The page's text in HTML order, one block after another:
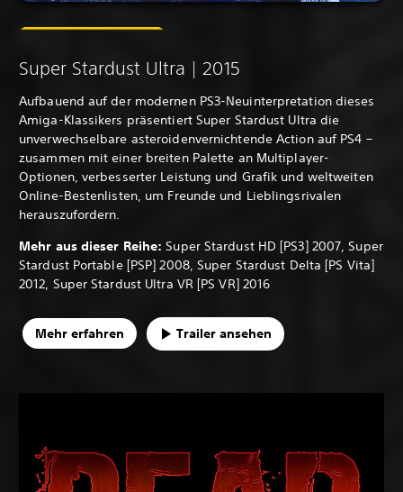
Super Stardust Ultra | 2015
Aufbauend auf der modernen PS3-Neuinterpretation dieses
Amiga-Klassikers präsentiert Super Stardust Ultra die
unverwechselbare asteroidenvernichtende Action auf PS4 –
zusammen mit einer breiten Palette an Multiplayer-
Optionen, verbesserter Leistung und Grafik und weltweiten
Online-Bestenlisten, um Freunde und Lieblingsrivalen
herauszufordern.
Mehr aus dieser Reihe: Super Stardust HD [PS3] 2007, Super
Stardust Portable [PSP] 2008, Super Stardust Delta [PS Vita]
2012, Super Stardust Ultra VR [PS VR] 2016
Mehr erfahren Trailer ansehen